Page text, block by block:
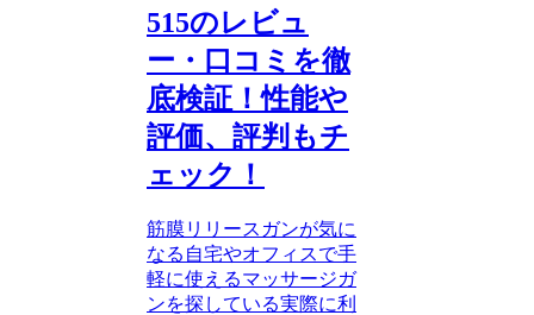
515のレビュ
ー・口コミを徹
底検証！性能や
評価、評判もチ
ェック！
筋膜リリースガンが気に
なる自宅やオフィスで手
軽に使えるマッサージガ
ンを探している実際に利